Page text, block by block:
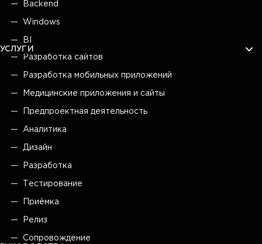
Backend
Windows
BI
УСЛУГИ
Разработка сайтов
Разработка мобильных приложений
Медицинские приложения и сайты
Предпроектная деятельность
Аналитика
Дизайн
Разработка
Тестирование
Приёмка
Релиз
Сопровождение